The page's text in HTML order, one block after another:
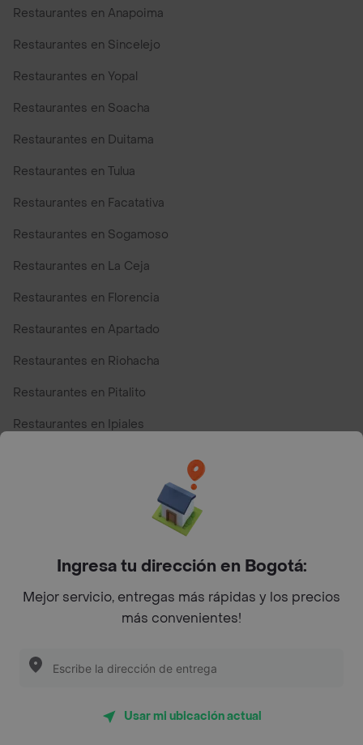
Restaurantes en Anapoima
Restaurantes en Sincelejo
Restaurantes en Yopal
Restaurantes en Soacha
Restaurantes en Duitama
Restaurantes en Tulua
Restaurantes en Facatativa
Restaurantes en Sogamoso
Restaurantes en La Ceja
Restaurantes en Florencia
Restaurantes en Apartado
Restaurantes en Riohacha
Restaurantes en Pitalito
Restaurantes en Ipiales
Top Marcas y Cadenas de Restaurantes
Encuéntranos en estos países
App Store Google play
Restaurantes cerca de mi para pedir Comida a Domicilio -
Ingresa tu dirección en Bogotá:
Mejor servicio, entregas más rápidas y los precios
más convenientes!
Usar mi ubicación actual